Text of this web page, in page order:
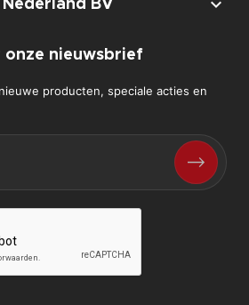
BV 
onze nieuwsbrief
producten, speciale acties en